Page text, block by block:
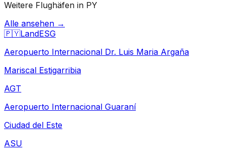
Weitere Flughäfen in PY
Alle ansehen →
🇵🇾LandESG
Aeropuerto Internacional Dr. Luis Maria Argaña
Mariscal Estigarribia
AGT
Aeropuerto Internacional Guaraní
Ciudad del Este
ASU